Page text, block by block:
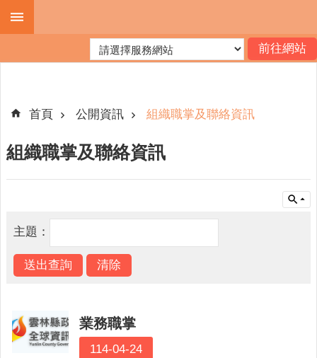
跳到主要內容區塊
階
機
關
便
民
服
人
口
首頁 公開資訊 組織職掌及聯絡資訊
組織職掌及聯絡資訊
主題：
業務職掌
114-04-24